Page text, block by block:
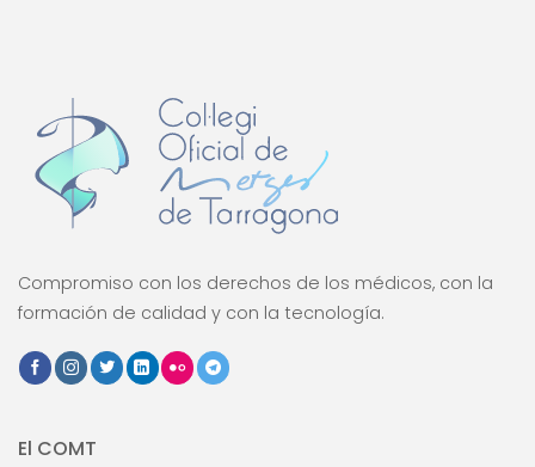
Compromiso con los derechos de los médicos, con la
formación de calidad y con la tecnología.
El COMT